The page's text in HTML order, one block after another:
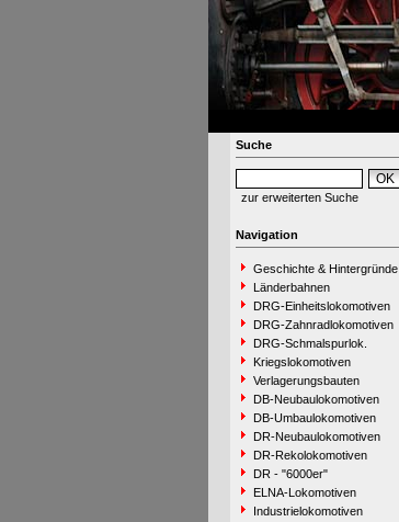
Suche
zur erweiterten Suche
Navigation
Geschichte & Hintergründe
Länderbahnen
DRG-Einheitslokomotiven
DRG-Zahnradlokomotiven
DRG-Schmalspurlok.
Kriegslokomotiven
Verlagerungsbauten
DB-Neubaulokomotiven
DB-Umbaulokomotiven
DR-Neubaulokomotiven
DR-Rekolokomotiven
DR - "6000er"
ELNA-Lokomotiven
Industrielokomotiven